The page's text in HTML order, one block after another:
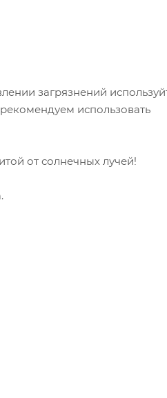
загрязнений
использовать
от солнечных лучей!